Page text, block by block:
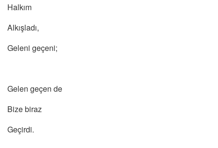
Halkım
Alkışladı,
Geleni geçeni;
Gelen geçen de
Bize biraz
Geçirdi.